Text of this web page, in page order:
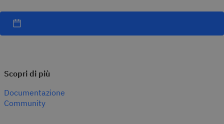
Scopri di più
Documentazione
Community